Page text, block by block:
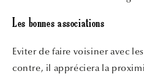
Les bonnes associations
Eviter de faire voisiner avec
contre, il appréciera la